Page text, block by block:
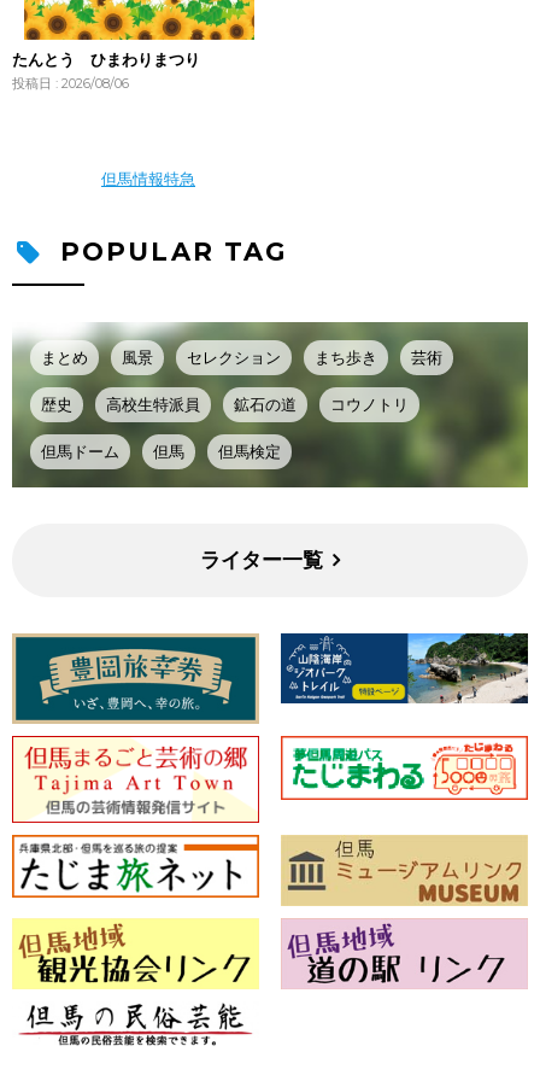
たんとう ひまわりまつり
投稿日 : 2026/08/06
但馬情報特急
POPULAR TAG
まとめ 風景 セレクション まち歩き 芸術
歴史 高校生特派員 鉱石の道 コウノトリ
但馬ドーム 但馬 但馬検定
ライター一覧